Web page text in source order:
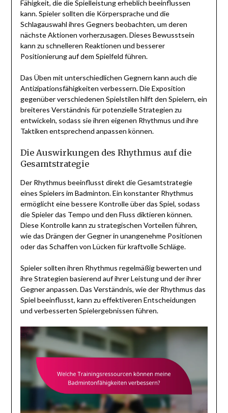
Fähigkeit, die die Spielleistung erheblich beeinflussen
kann. Spieler sollten die Körpersprache und die
Schlagauswahl ihres Gegners beobachten, um deren
nächste Aktionen vorherzusagen. Dieses Bewusstsein
kann zu schnelleren Reaktionen und besserer
Positionierung auf dem Spielfeld führen.
Das Üben mit unterschiedlichen Gegnern kann auch die
Antizipationsfähigkeiten verbessern. Die Exposition
gegenüber verschiedenen Spielstilen hilft den Spielern, ein
breiteres Verständnis für potenzielle Strategien zu
entwickeln, sodass sie ihren eigenen Rhythmus und ihre
Taktiken entsprechend anpassen können.
Die Auswirkungen des Rhythmus auf die
Gesamtstrategie
Der Rhythmus beeinflusst direkt die Gesamtstrategie
eines Spielers im Badminton. Ein konstanter Rhythmus
ermöglicht eine bessere Kontrolle über das Spiel, sodass
die Spieler das Tempo und den Fluss diktieren können.
Diese Kontrolle kann zu strategischen Vorteilen führen,
wie das Drängen der Gegner in unangenehme Positionen
oder das Schaffen von Lücken für kraftvolle Schläge.
Spieler sollten ihren Rhythmus regelmäßig bewerten und
ihre Strategien basierend auf ihrer Leistung und der ihrer
Gegner anpassen. Das Verständnis, wie der Rhythmus das
Spiel beeinflusst, kann zu effektiveren Entscheidungen
und verbesserten Spielergebnissen führen.